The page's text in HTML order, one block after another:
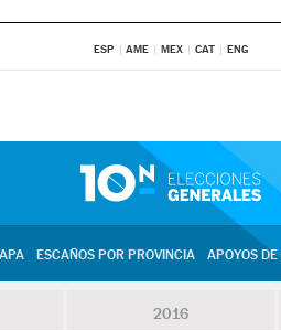
ESP AME MEX CAT ENG
ESCAÑOS POR PROVINCIA APOYOS
2016